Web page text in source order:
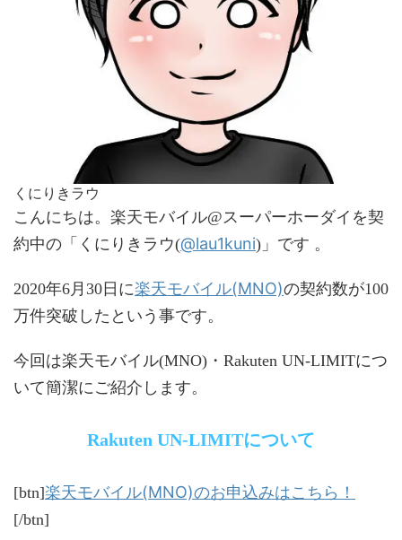
くにりきラウ
こんにちは。楽天モバイル@スーパーホーダイを契
約中の「くにりきラウ(@lau1kuni)」です 。
2020年6月30日に楽天モバイル(MNO)の契約数が100
万件突破したという事です。
今回は楽天モバイル(MNO)・Rakuten UN-LIMITにつ
いて簡潔にご紹介します。
Rakuten UN-LIMITについて
[btn]楽天モバイル(MNO)のお申込みはこちら！
[/btn]